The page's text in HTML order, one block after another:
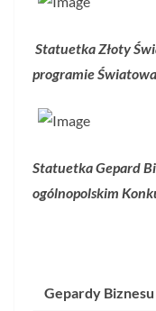
Statuetka Złoty
programie
Statuetka Gepard
ogólnopolskim
Gepardy